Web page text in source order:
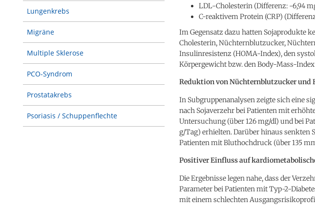
Lungenkrebs
Migräne
Multiple Sklerose
PCO-Syndrom
Prostatakrebs
Psoriasis / Schuppenflechte
LDL-Cholesterin (Differenz: -6,94
C-reaktivem Protein (CRP)
Im Gegensatz dazu hatten Sojaprodukte
Cholesterin, Nüchternblutzucker,
Insulinresistenz (HOMA-Index), den
Körpergewicht bzw. den Body-Mass-
Reduktion von Nüchternblutzucker und
In Subgruppenanalysen zeigte sich eine
nach Sojaverzehr bei Patienten mit
Untersuchung (über 126 mg/dl) und bei
g/Tag) erhielten. Darüber hinaus senkten
Patienten mit Bluthochdruck (über 135
Positiver Einfluss auf
Die Ergebnisse legen nahe, dass der
Parameter bei Patienten mit Typ-2-
mit einem schlechten